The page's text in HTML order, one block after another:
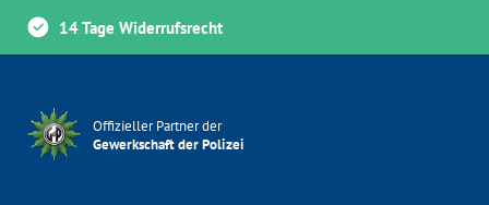
14 Tage Widerrufsrecht
Offizieller Partner der
Gewerkschaft der Polizei